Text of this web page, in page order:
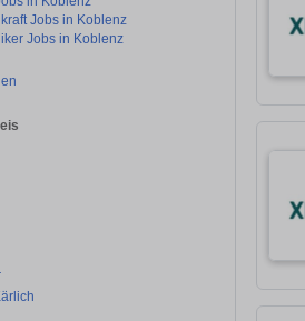
Jobs in Koblenz
Jobs in Koblenz